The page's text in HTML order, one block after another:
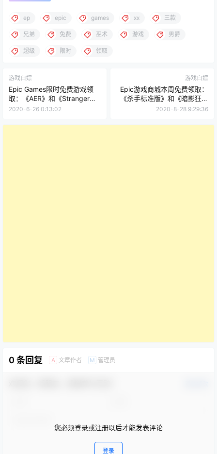
ep epic games xx 三款
兄弟 免费 巫术 游戏 男爵
超级 限时 领取
游戏白嫖
Epic Games限时免费游戏领
取：《AER》和《Stranger
Things 3:The Game/怪奇物语
2020-6-26 0:13:02
游戏白嫖
Epic游戏商城本周免费领取：
《杀手标准版》和《暗影狂奔
合集》
2020-8-28 9:29:36
0 条回复 A 文章作者 M 管理员
您必须登录或注册以后才能发表评论
登录